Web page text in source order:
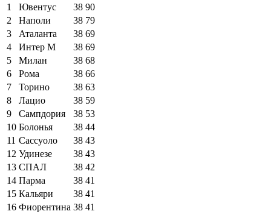
1
Ювентус 38 90
2
Наполи 38 79
3
Аталанта 38 69
4
Интер М 38 69
5
Милан 38 68
6
Рома 38 66
7
Торино 38 63
8
Лацио 38 59
9
Сампдория 38 53
10 Болонья 38 44
11 Сассуоло 38 43
12 Удинезе 38 43
13 СПАЛ 38 42
14 Парма 38 41
15 Кальяри 38 41
16 Фиорентина 38 41